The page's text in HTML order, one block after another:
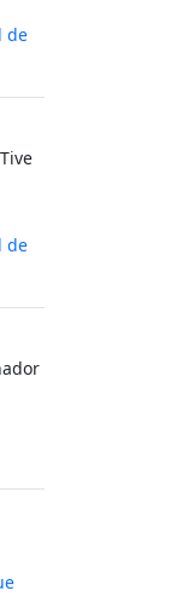
de
de